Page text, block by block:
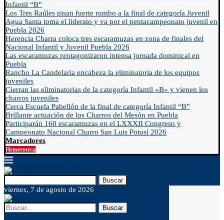
Infantil “B”
Los Tres Raúles pisan fuerte rumbo a la final de categoría Juvenil
Agua Santa toma el liderato y va por el pentacampeonato juvenil en
Puebla 2026
Herencia Charra coloca tres escaramuzas en zona de finales del
Nacional Infantil y Juvenil Puebla 2026
Las escaramuzas protagonizaron intensa jornada dominical en
Puebla
Rancho La Candelaria encabeza la eliminatoria de los equipos
juveniles
Cierran las eliminatorias de la categoría Infantil «B» y vienen los
charros juveniles
Cerca Escuela Pabellón de la final de categoría Infantil “B”
Brillante actuación de los Charros del Mesón en Puebla
Participarán 160 escaramuzas en el LXXXII Congreso y
Campeonato Nacional Charro San Luis Potosí 2026
Marcadores
Hemeroteca
Buscar
viernes, 7 de agosto de 2026
Buscar